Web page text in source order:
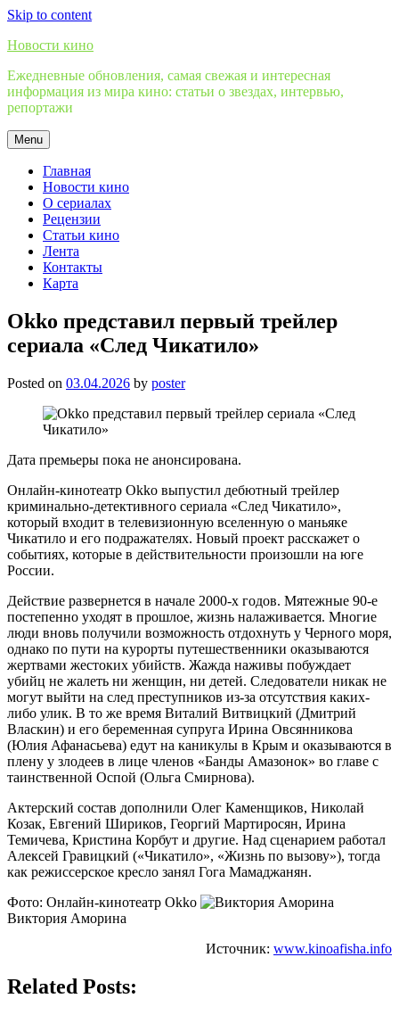
Skip to content
Новости кино
Ежедневные обновления, самая свежая и интересная
информация из мира кино: статьи о звездах, интервью,
репортажи
Menu
Главная
Новости кино
О сериалах
Рецензии
Статьи кино
Лента
Контакты
Карта
Okko представил первый трейлер
сериала «След Чикатило»
Posted on 03.04.2026 by poster
Дата премьеры пока не анонсирована.
Онлайн-кинотеатр Okko выпустил дебютный трейлер
криминально-детективного сериала «След Чикатило»,
который входит в телевизионную вселенную о маньяке
Чикатило и его подражателях. Новый проект расскажет о
событиях, которые в действительности произошли на юге
России.
Действие развернется в начале 2000-х годов. Мятежные 90-е
постепенно уходят в прошлое, жизнь налаживается. Многие
люди вновь получили возможность отдохнуть у Черного моря,
однако по пути на курорты путешественники оказываются
жертвами жестоких убийств. Жажда наживы побуждает
убийц не жалеть ни женщин, ни детей. Следователи никак не
могут выйти на след преступников из-за отсутствия каких-
либо улик. В то же время Виталий Витвицкий (Дмитрий
Власкин) и его беременная супруга Ирина Овсянникова
(Юлия Афанасьева) едут на каникулы в Крым и оказываются в
плену у злодеев в лице членов «Банды Амазонок» во главе с
таинственной Оспой (Ольга Смирнова).
Актерский состав дополнили Олег Каменщиков, Николай
Козак, Евгений Шириков, Георгий Мартиросян, Ирина
Темичева, Кристина Корбут и другие. Над сценарием работал
Алексей Гравицкий («Чикатило», «Жизнь по вызову»), тогда
как режиссерское кресло занял Гога Мамаджанян.
Фото: Онлайн-кинотеатр Okko
Виктория Аморина
Источник: www.kinoafisha.info
Related Posts: